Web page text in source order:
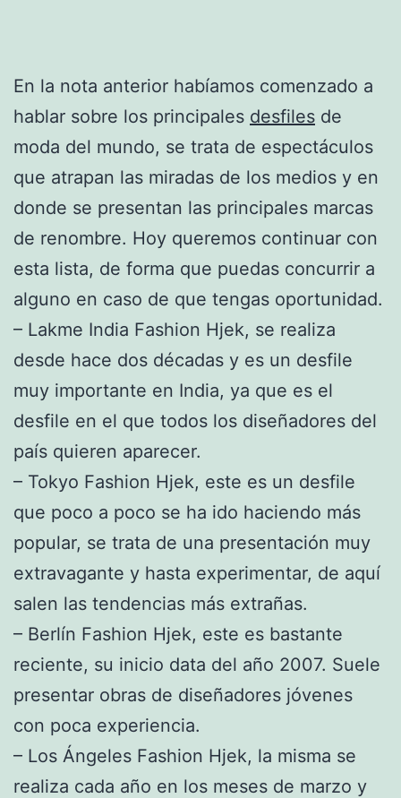
En la nota anterior habíamos comenzado a
hablar sobre los principales desfiles de
moda del mundo, se trata de espectáculos
que atrapan las miradas de los medios y en
donde se presentan las principales marcas
de renombre. Hoy queremos continuar con
esta lista, de forma que puedas concurrir a
alguno en caso de que tengas oportunidad.
– Lakme India Fashion Hjek, se realiza
desde hace dos décadas y es un desfile
muy importante en India, ya que es el
desfile en el que todos los diseñadores del
país quieren aparecer.
– Tokyo Fashion Hjek, este es un desfile
que poco a poco se ha ido haciendo más
popular, se trata de una presentación muy
extravagante y hasta experimentar, de aquí
salen las tendencias más extrañas.
– Berlín Fashion Hjek, este es bastante
reciente, su inicio data del año 2007. Suele
presentar obras de diseñadores jóvenes
con poca experiencia.
– Los Ángeles Fashion Hjek, la misma se
realiza cada año en los meses de marzo y